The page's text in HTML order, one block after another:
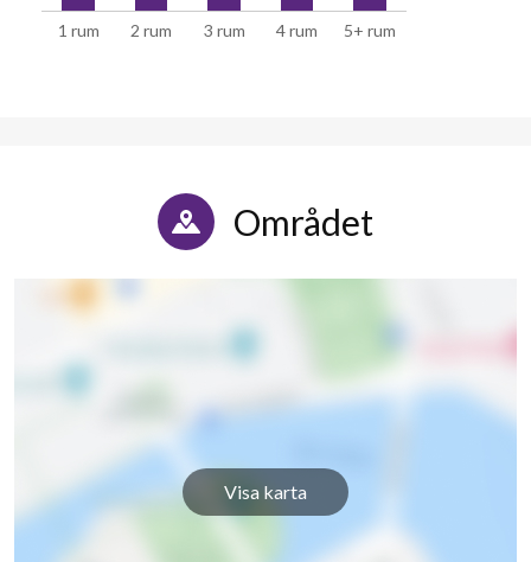
1 rum 2 rum 3 rum 4 rum 5+ rum
Området
Visa karta